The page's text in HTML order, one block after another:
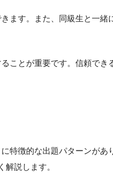
ます。また、同級生と一緒
ことが重要です。信頼でき
特徴的な出題パターンがあ
説します。